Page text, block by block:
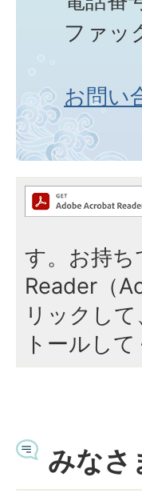
ファッ
お問い
す。お持
Reader（
リックし
トールして
みなさ